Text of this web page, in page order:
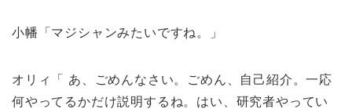
小幡「マジシャンみたいですね。」
オリィ「 あ、ごめんなさい。ごめん、自己紹介。一応
何やってるかだけ説明するね。はい、研究者やってい